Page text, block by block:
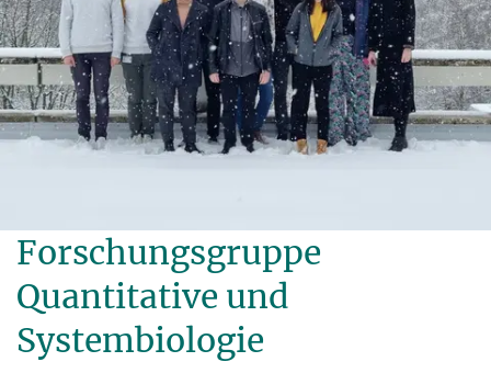
Forschungsgruppe
Quantitative und
Systembiologie